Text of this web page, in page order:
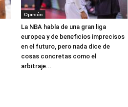
Opinión
La NBA habla de una gran liga
europea y de beneficios imprecisos
en el futuro, pero nada dice de
cosas concretas como el
arbitraje...